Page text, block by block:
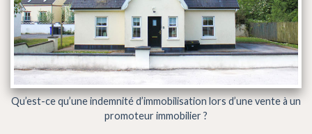
Qu’est-ce qu’une indemnité d’immobilisation lors d’une vente à un
promoteur immobilier ?